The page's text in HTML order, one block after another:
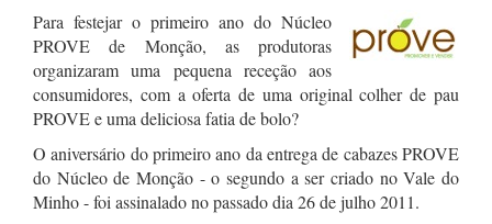
Para festejar o primeiro ano do Núcleo
PROVE de Monção, as produtoras
organizaram uma pequena receção aos
consumidores, com a oferta de uma original colher de pau
PROVE e uma deliciosa fatia de bolo?
O aniversário do primeiro ano da entrega de cabazes PROVE
do Núcleo de Monção - o segundo a ser criado no Vale do
Minho - foi assinalado no passado dia 26 de julho 2011.